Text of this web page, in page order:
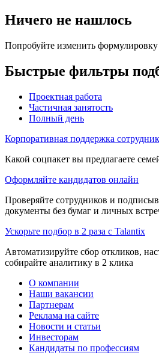
Ничего не нашлось
Попробуйте изменить
Быстрые фильтры
Проектная работа
Частичная занятость
Полный день
Корпоративная поддержка
Какой соцпакет вы предлагаете
Оформляйте кандидатов онлайн
Проверяйте сотрудников и
документы без бумаг и личных
Ускорьте подбор в 2 раза с Talantix
Автоматизируйте сбор откликов,
собирайте аналитику в 2 клика
О компании
Наши вакансии
Партнерам
Реклама на сайте
Новости и статьи
Инвесторам
Кандидаты по профессиям